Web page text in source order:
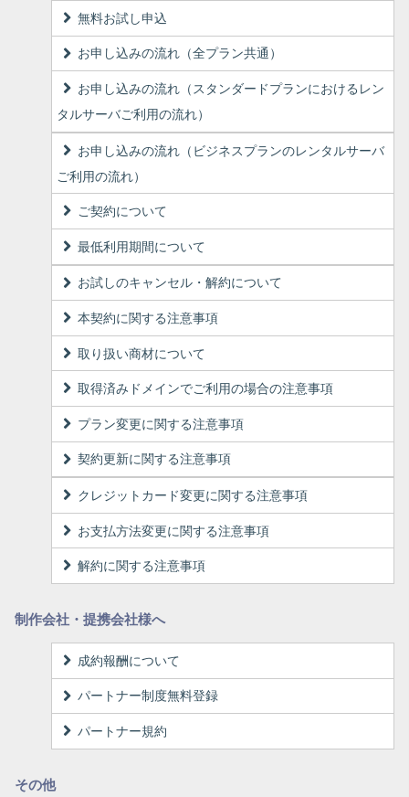
無料お試し申込
お申し込みの流れ（全プラン共通）
お申し込みの流れ（スタンダードプランにおけるレン
タルサーバご利用の流れ）
お申し込みの流れ（ビジネスプランのレンタルサーバ
ご利用の流れ）
ご契約について
最低利用期間について
お試しのキャンセル・解約について
本契約に関する注意事項
取り扱い商材について
取得済みドメインでご利用の場合の注意事項
プラン変更に関する注意事項
契約更新に関する注意事項
クレジットカード変更に関する注意事項
お支払方法変更に関する注意事項
解約に関する注意事項
制作会社・提携会社様へ
成約報酬について
パートナー制度無料登録
パートナー規約
その他